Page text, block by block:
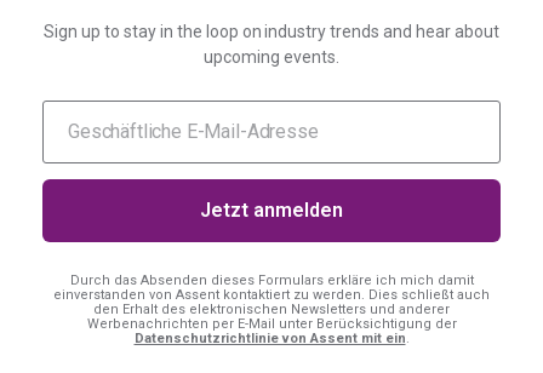
Sign up to stay in the loop on industry trends and hear about
upcoming events.
Durch das Absenden dieses Formulars erkläre ich mich damit
einverstanden von Assent kontaktiert zu werden. Dies schließt auch
den Erhalt des elektronischen Newsletters und anderer
Werbenachrichten per E-Mail unter Berücksichtigung der
Datenschutzrichtlinie von Assent mit ein.